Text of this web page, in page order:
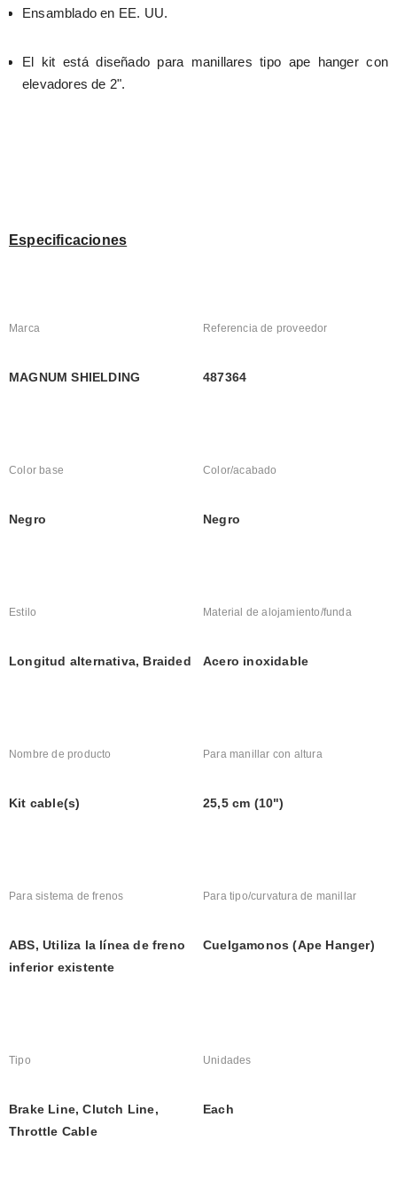
Ensamblado en EE. UU.
El kit está diseñado para manillares tipo ape hanger con
elevadores de 2".
Especificaciones
Marca
MAGNUM SHIELDING
Referencia de proveedor
487364
Color base
Negro
Color/acabado
Negro
Estilo
Longitud alternativa, Braided
Material de alojamiento/funda
Acero inoxidable
Nombre de producto
Kit cable(s)
Para manillar con altura
25,5 cm (10")
Para sistema de frenos
ABS, Utiliza la línea de freno
inferior existente
Para tipo/curvatura de manillar
Cuelgamonos (Ape Hanger)
Tipo
Brake Line, Clutch Line,
Throttle Cable
Unidades
Each